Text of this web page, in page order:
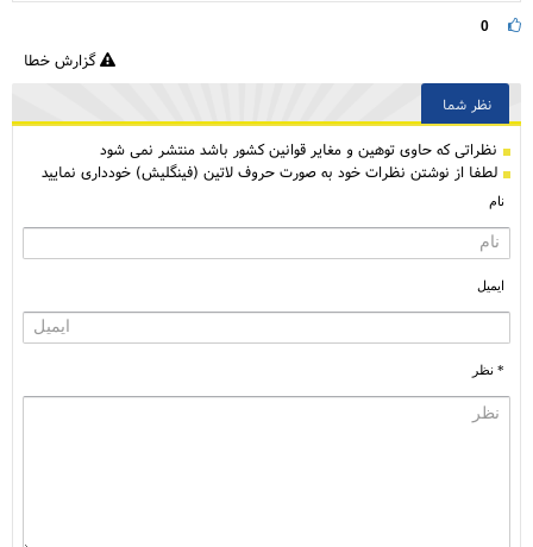
0
گزارش خطا
نظر شما
نظراتی كه حاوی توهین و مغایر قوانین کشور باشد منتشر نمی شود
لطفا از نوشتن نظرات خود به صورت حروف لاتین (فینگلیش) خودداری نمایید
نام
ایمیل
* نظر